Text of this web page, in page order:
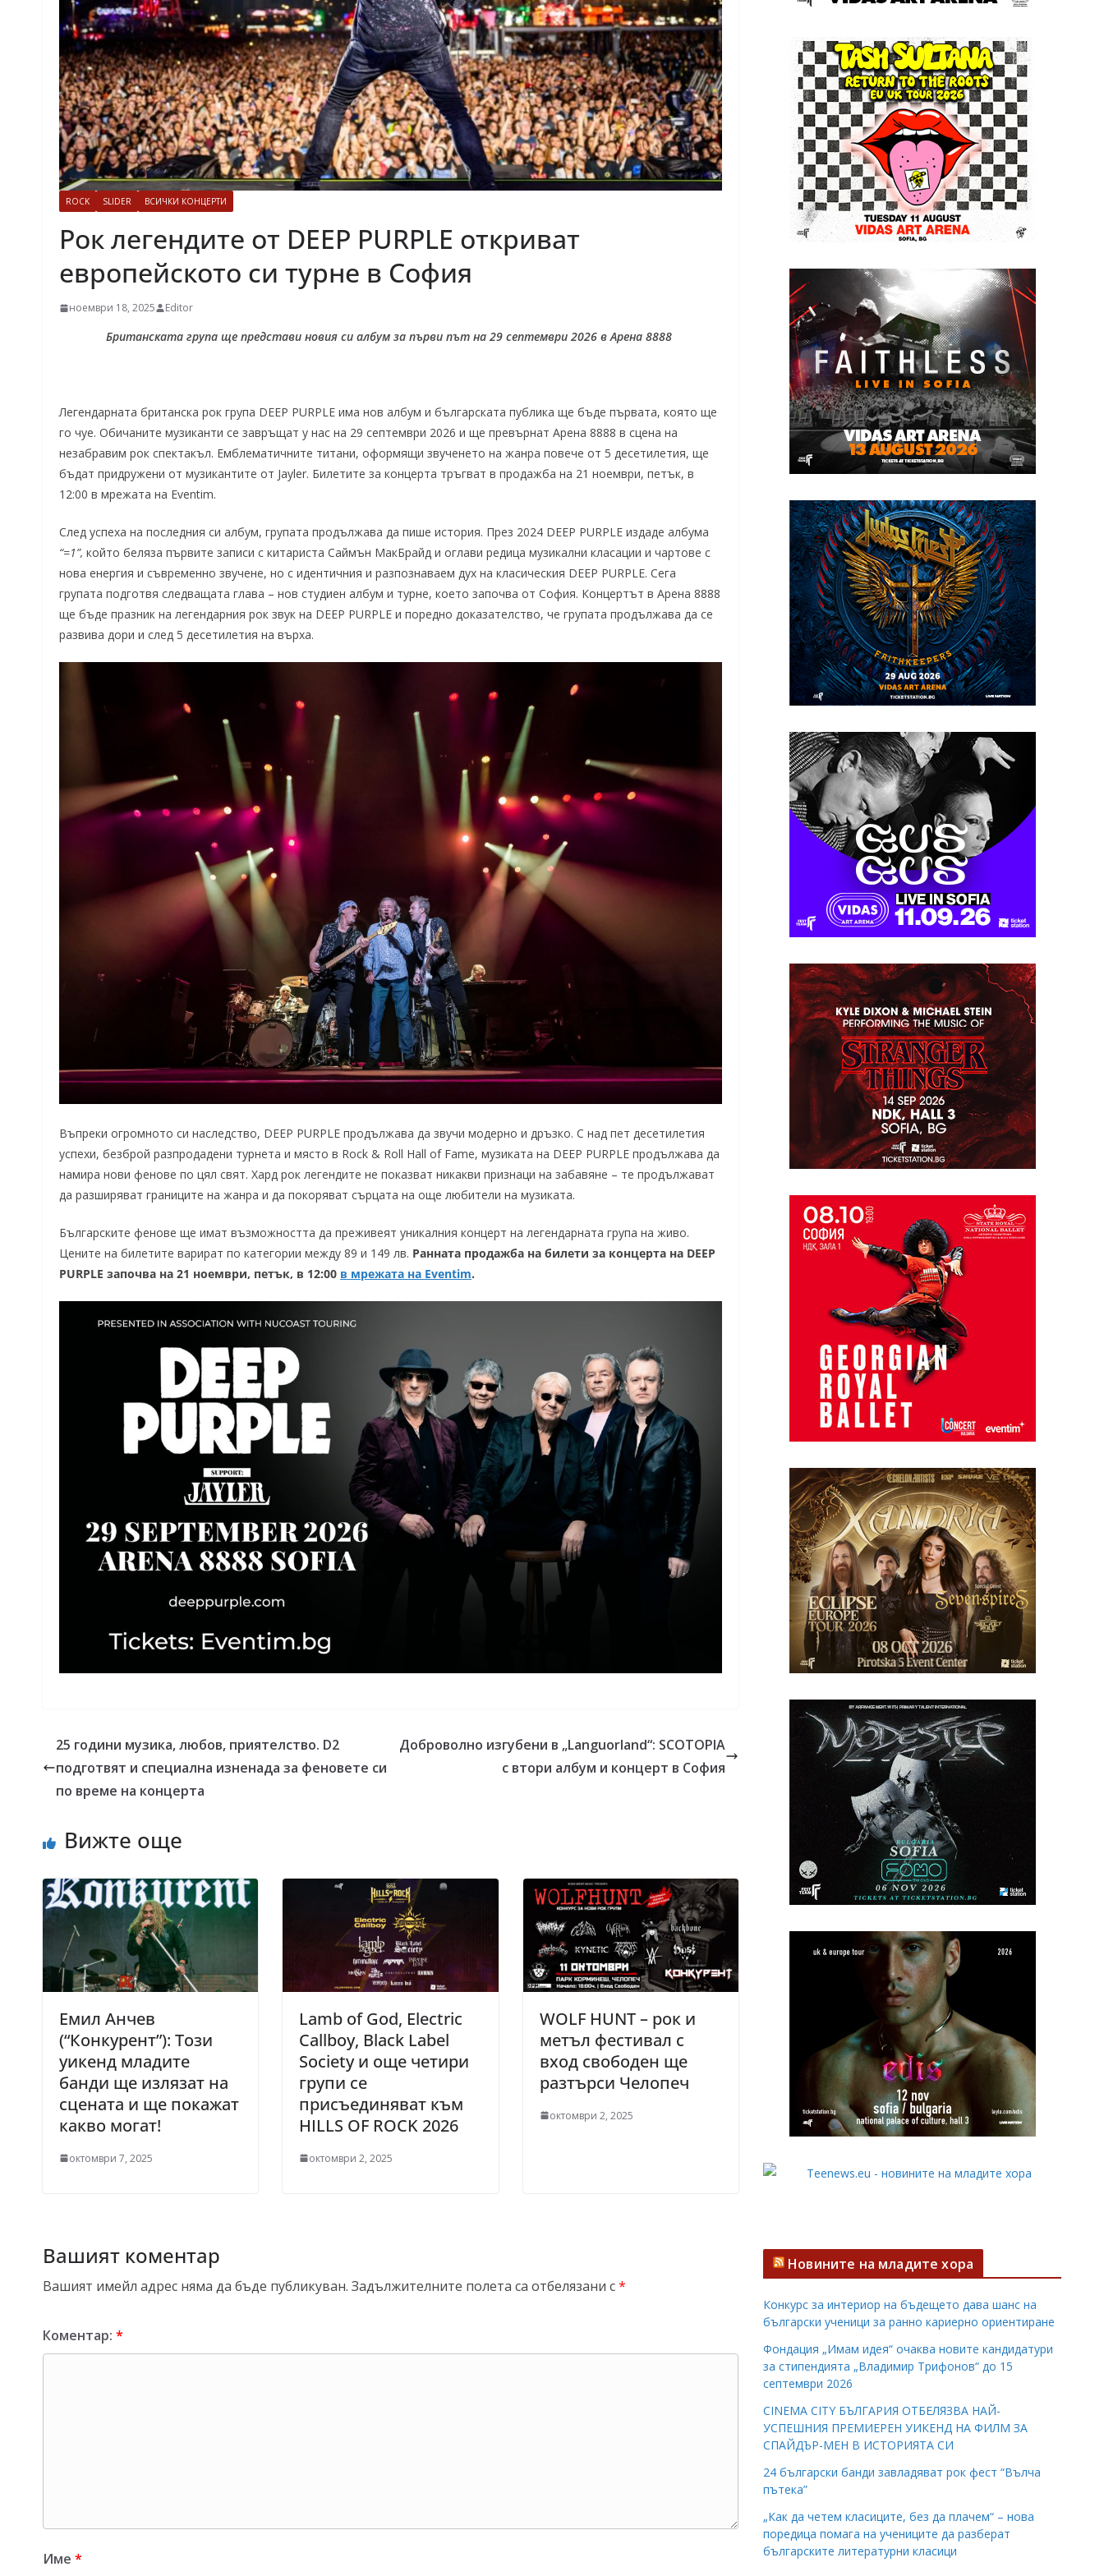
ROCK SLIDER ВСИЧКИ КОНЦЕРТИ
Рок легендите от DEEP PURPLE откриват
европейското си турне в София
ноември 18, 2025 Editor
Британската група ще представи новия си албум за първи път на 29 септември 2026 в Арена 8888
Легендарната британска рок група DEEP PURPLE има нов албум и българската публика ще бъде първата, която ще
го чуе. Обичаните музиканти се завръщат у нас на 29 септември 2026 и ще превърнат Арена 8888 в сцена на
незабравим рок спектакъл. Емблематичните титани, оформящи звученето на жанра повече от 5 десетилетия, ще
бъдат придружени от музикантите от Jayler. Билетите за концерта тръгват в продажба на 21 ноември, петък, в
12:00 в мрежата на Eventim.
След успеха на последния си албум, групата продължава да пише история. През 2024 DEEP PURPLE издаде албума
“=1”, който беляза първите записи с китариста Саймън МакБрайд и оглави редица музикални класации и чартове с
нова енергия и съвременно звучене, но с идентичния и разпознаваем дух на класическия DEEP PURPLE. Сега
групата подготвя следващата глава – нов студиен албум и турне, което започва от София. Концертът в Арена 8888
ще бъде празник на легендарния рок звук на DEEP PURPLE и поредно доказателство, че групата продължава да се
развива дори и след 5 десетилетия на върха.
Въпреки огромното си наследство, DEEP PURPLE продължава да звучи модерно и дръзко. С над пет десетилетия
успехи, безброй разпродадени турнета и място в Rock & Roll Hall of Fame, музиката на DEEP PURPLE продължава да
намира нови фенове по цял свят. Хард рок легендите не показват никакви признаци на забавяне – те продължават
да разширяват границите на жанра и да покоряват сърцата на още любители на музиката.
Българските фенове ще имат възможността да преживеят уникалния концерт на легендарната група на живо.
Цените на билетите варират по категории между 89 и 149 лв. Ранната продажба на билети за концерта на DEEP
PURPLE започва на 21 ноември, петък, в 12:00 в мрежата на Eventim.
25 години музика, любов, приятелство. D2
подготвят и специална изненада за феновете си
по време на концерта
Доброволно изгубени в „Languorland“: SCOTOPIA
с втори албум и концерт в София
Вижте още
Емил Анчев
(“Конкурент”): Този
уикенд младите
банди ще излязат на
сцената и ще покажат
какво могат!
октомври 7, 2025
Lamb of God, Electric
Callboy, Black Label
Society и още четири
групи се
присъединяват към
HILLS OF ROCK 2026
октомври 2, 2025
WOLF HUNT – рок и
метъл фестивал с
вход свободен ще
разтърси Челопеч
октомври 2, 2025
Вашият коментар
Вашият имейл адрес няма да бъде публикуван. Задължителните полета са отбелязани с*
Коментар: *
Име *
Новините на младите хора
Конкурс за интериор на бъдещето дава шанс на
български ученици за ранно кариерно ориентиране
Фондация „Имам идея“ очаква новите кандидатури
за стипендията „Владимир Трифонов“ до 15
септември 2026
CINEMA CITY БЪЛГАРИЯ ОТБЕЛЯЗВА НАЙ-
УСПЕШНИЯ ПРЕМИЕРЕН УИКЕНД НА ФИЛМ ЗА
СПАЙДЪР-МЕН В ИСТОРИЯТА СИ
24 български банди завладяват рок фест “Вълча
пътека”
„Как да четем класиците, без да плачем“ – нова
поредица помага на учениците да разберат
българските литературни класици